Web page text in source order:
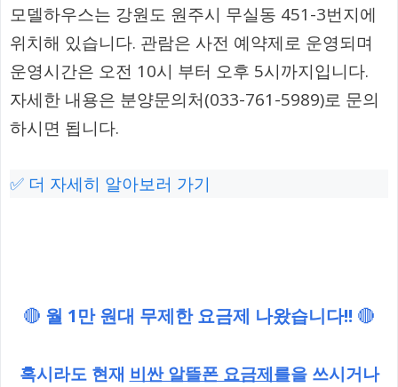
모델하우스는 강원도 원주시 무실동 451-3번지에
위치해 있습니다. 관람은 사전 예약제로 운영되며
운영시간은 오전 10시 부터 오후 5시까지입니다.
자세한 내용은 분양문의처(033-761-5989)로 문의
하시면 됩니다.
✅ 더 자세히 알아보러 가기
🔴 월 1만 원대 무제한 요금제 나왔습니다!! 🔴
혹시라도 현재 비싼 알뜰폰 요금제를을 쓰시거나